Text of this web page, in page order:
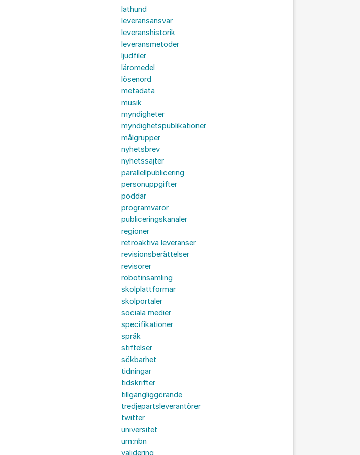
lathund
leveransansvar
leveranshistorik
leveransmetoder
ljudfiler
läromedel
lösenord
metadata
musik
myndigheter
myndighetspublikationer
målgrupper
nyhetsbrev
nyhetssajter
parallellpublicering
personuppgifter
poddar
programvaror
publiceringskanaler
regioner
retroaktiva leveranser
revisionsberättelser
revisorer
robotinsamling
skolplattformar
skolportaler
sociala medier
specifikationer
språk
stiftelser
sökbarhet
tidningar
tidskrifter
tillgängliggörande
tredjepartsleverantörer
twitter
universitet
urn:nbn
validering